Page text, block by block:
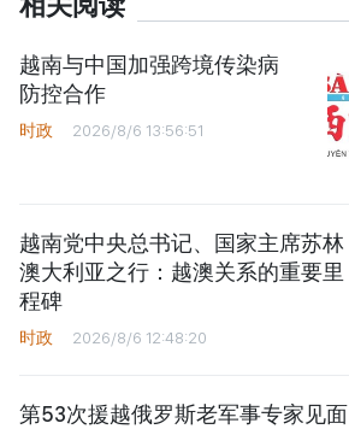
相关阅读
越南与中国加强跨境传染病
防控合作
时政 2026/8/6 13:56:51
越南党中央总书记、国家主席苏林
澳大利亚之行：越澳关系的重要里
程碑
时政 2026/8/6 12:48:20
第53次援越俄罗斯老军事专家见面